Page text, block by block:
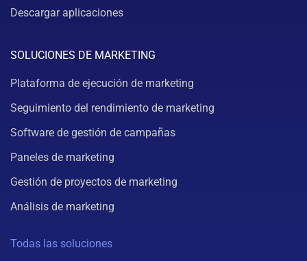
Descargar aplicaciones
SOLUCIONES DE MARKETING
Plataforma de ejecución de marketing
Seguimiento del rendimiento de marketing
Software de gestión de campañas
Paneles de marketing
Gestión de proyectos de marketing
Análisis de marketing
Todas las soluciones